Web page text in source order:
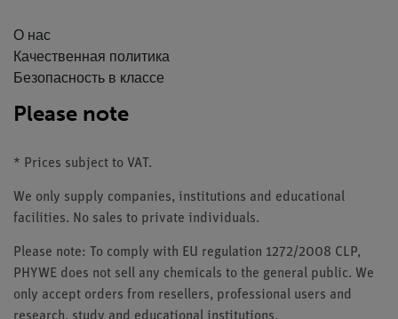
О нас
Качественная политика
Безопасность в классе
Please note
* Prices subject to VAT.
We only supply companies, institutions and educational
facilities. No sales to private individuals.
Please note: To comply with EU regulation 1272/2008 CLP,
PHYWE does not sell any chemicals to the general public. We
only accept orders from resellers, professional users and